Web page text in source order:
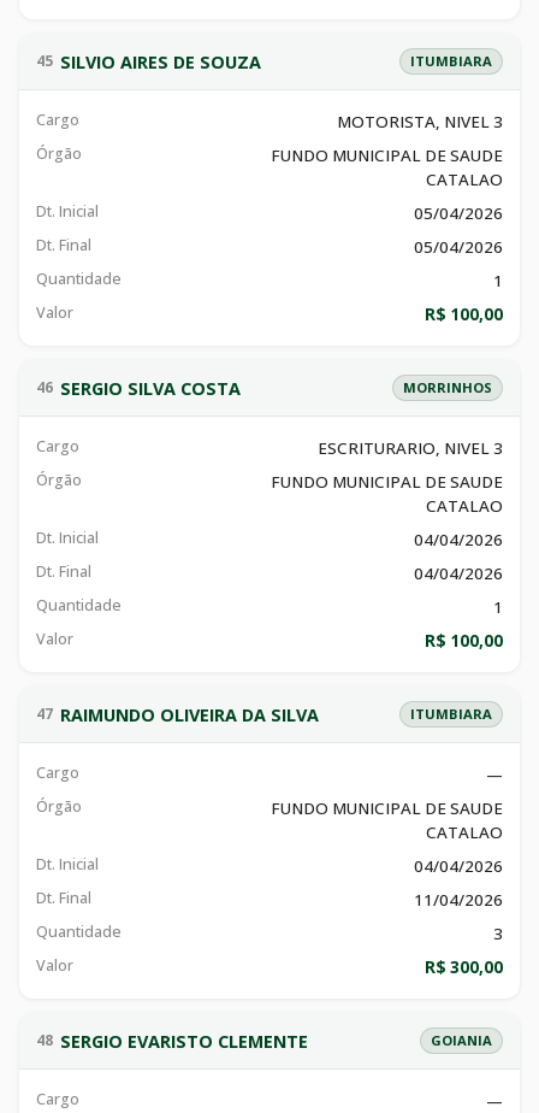
45 SILVIO AIRES DE SOUZA ITUMBIARA
Cargo MOTORISTA, NIVEL 3
Órgão
FUNDO MUNICIPAL DE SAUDE
CATALAO
Dt. Inicial 05/04/2026
Dt. Final 05/04/2026
Quantidade 1
Valor R$ 100,00
46 SERGIO SILVA COSTA MORRINHOS
Cargo ESCRITURARIO, NIVEL 3
Órgão
FUNDO MUNICIPAL DE SAUDE
CATALAO
Dt. Inicial 04/04/2026
Dt. Final 04/04/2026
Quantidade 1
Valor R$ 100,00
47 RAIMUNDO OLIVEIRA DA SILVA ITUMBIARA
Cargo —
Órgão
FUNDO MUNICIPAL DE SAUDE
CATALAO
Dt. Inicial 04/04/2026
Dt. Final 11/04/2026
Quantidade 3
Valor R$ 300,00
48 SERGIO EVARISTO CLEMENTE GOIANIA
Cargo —